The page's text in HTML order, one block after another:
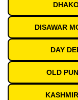
DISAWAR
DAY
OLD